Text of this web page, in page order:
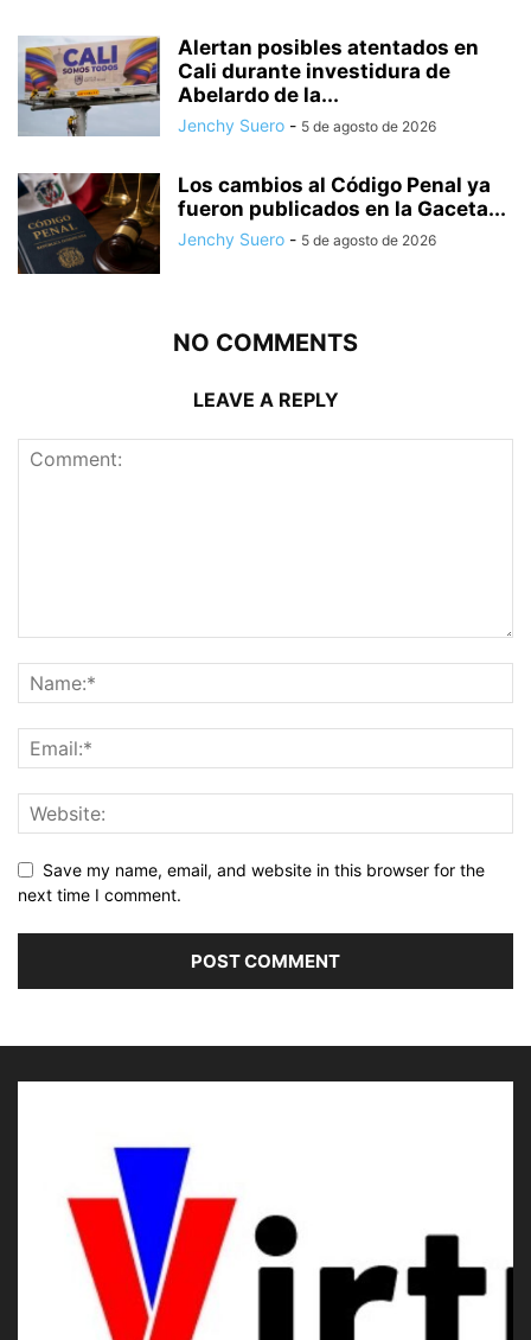
Alertan posibles atentados en
Cali durante investidura de
Abelardo de la...
Jenchy Suero - 5 de agosto de 2026
Los cambios al Código Penal ya
fueron publicados en la Gaceta...
Jenchy Suero - 5 de agosto de 2026
NO COMMENTS
LEAVE A REPLY
Save my name, email, and website in this browser for the
next time I comment.